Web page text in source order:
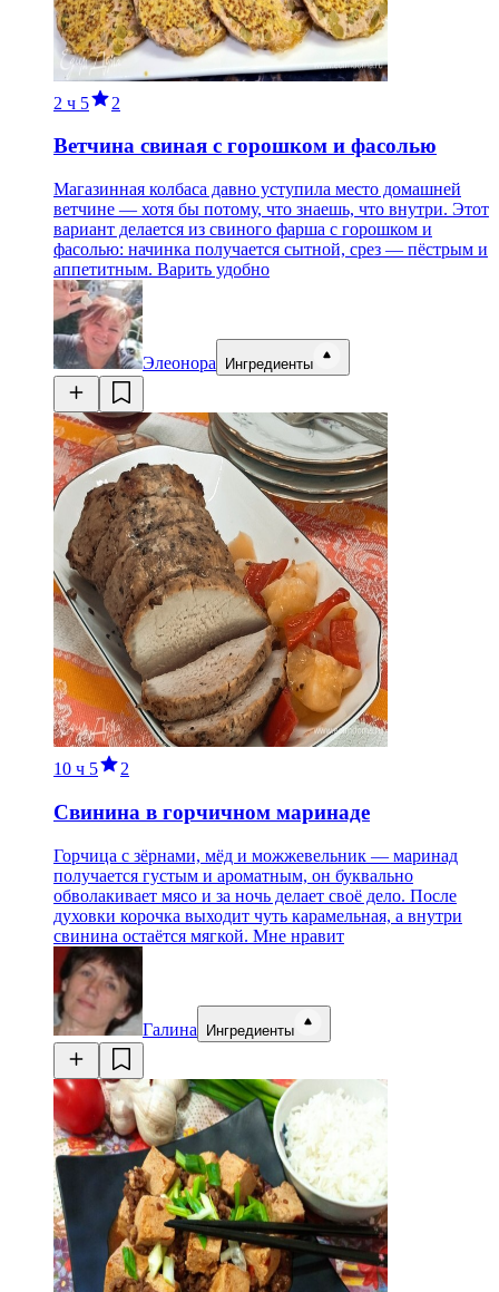
2 ч 5 2
Ветчина свиная с горошком и фасолью
Магазинная колбаса давно уступила место домашней
ветчине — хотя бы потому, что знаешь, что внутри. Этот
вариант делается из свиного фарша с горошком и
фасолью: начинка получается сытной, срез — пёстрым и
аппетитным. Варить удобно
Элеонора Ингредиенты
10 ч 5 2
Свинина в горчичном маринаде
Горчица с зёрнами, мёд и можжевельник — маринад
получается густым и ароматным, он буквально
обволакивает мясо и за ночь делает своё дело. После
духовки корочка выходит чуть карамельная, а внутри
свинина остаётся мягкой. Мне нравит
Галина Ингредиенты